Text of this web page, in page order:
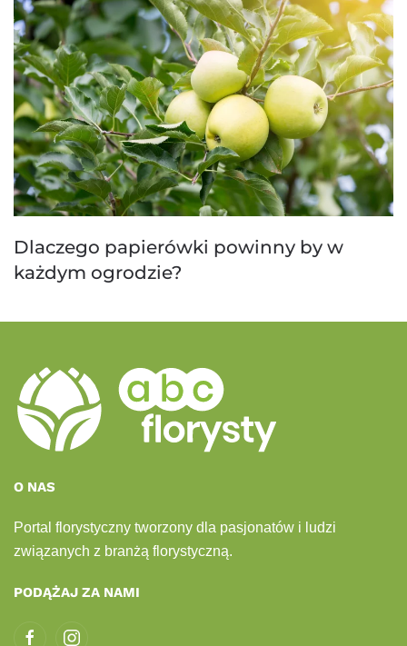
Dlaczego papierówki powinny by w
każdym ogrodzie?
O NAS
Portal florystyczny tworzony dla pasjonatów i ludzi
związanych z branżą florystyczną.
PODĄŻAJ ZA NAMI